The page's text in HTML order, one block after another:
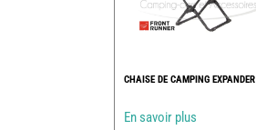
CHAISE DE CAMPING EXPANDER
En savoir plus